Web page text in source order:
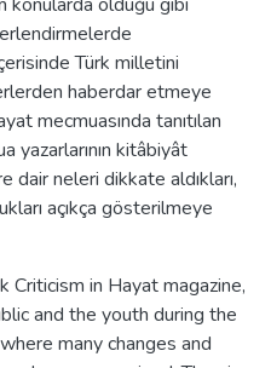
Türk milletini
haberdar etmeye
mecmuasında tanıtılan
yazarlarının kitâbiyât
neleri dikkate aldıkları,
açıkça gösterilmeye
in Hayat magazine,
and the youth during the
many changes and